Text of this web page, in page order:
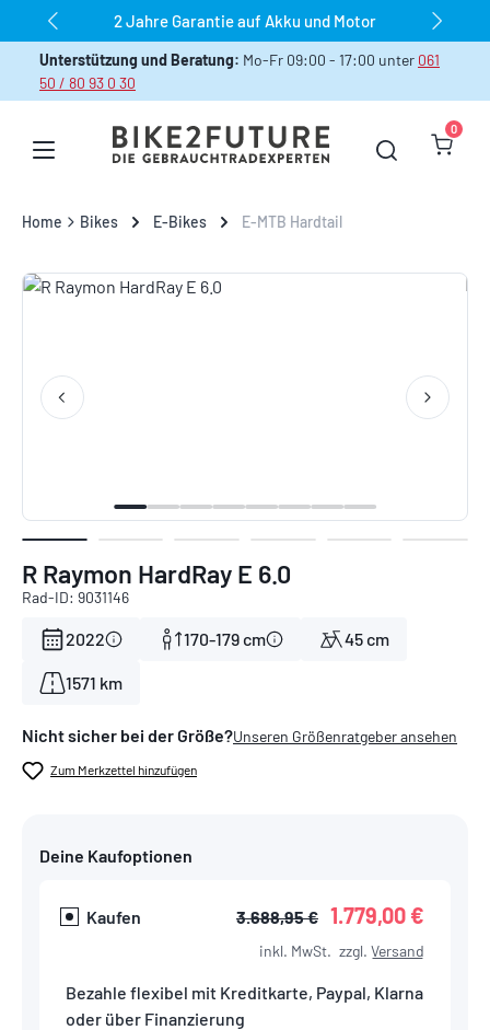
Zum Hauptinhalt springendauerhaft über 1.000 Bikes sofort verfügbar
Unterstützung und Beratung: Mo-Fr 09:00 - 17:00 unter 061
50 / 80 93 0 30
0
Home Bikes E-Bikes E-MTB Hardtail
Bildergalerie überspringen
R Raymon HardRay E 6.0
Rad-ID: 9031146
2022 170-179 cm 45 cm
1571 km
Nicht sicher bei der Größe?Unseren Größenratgeber ansehen
Zum Merkzettel hinzufügen
Deine Kaufoptionen
Kaufen 3.688,95 € 1.779,00 €
inkl. MwSt. zzgl. Versand
Bezahle flexibel mit Kreditkarte, Paypal, Klarna
oder über Finanzierung